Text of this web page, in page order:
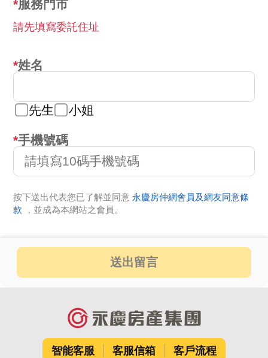
服務門市
請先填寫委託住址
姓名
先生 小姐
手機號碼
按下送出代表您已了解並同意 永慶房仲網會員及網友同意條
款
，並成為本網站之會員。
送出留言
智能客服 客服信箱 客戶流程